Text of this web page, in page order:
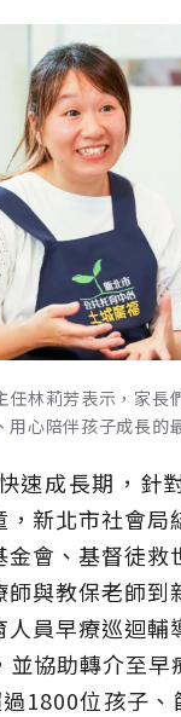
任林莉芳表示，家長
用心陪伴孩子成長的
速成長期，針
，新北市社會局
金會、基督徒救
與教保老師到
人員早療巡迴輔
並協助轉介至
1800位孩子